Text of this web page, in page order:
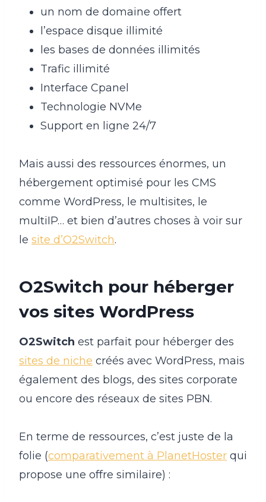
un nom de domaine offert
l’espace disque illimité
les bases de données illimités
Trafic illimité
Interface Cpanel
Technologie NVMe
Support en ligne 24/7
Mais aussi des ressources énormes, un
hébergement optimisé pour les CMS
comme WordPress, le multisites, le
multiIP… et bien d’autres choses à voir sur
le site d’O2Switch.
O2Switch pour héberger
vos sites WordPress
O2Switch est parfait pour héberger des
sites de niche créés avec WordPress, mais
également des blogs, des sites corporate
ou encore des réseaux de sites PBN.
En terme de ressources, c’est juste de la
folie (comparativement à PlanetHoster qui
propose une offre similaire) :